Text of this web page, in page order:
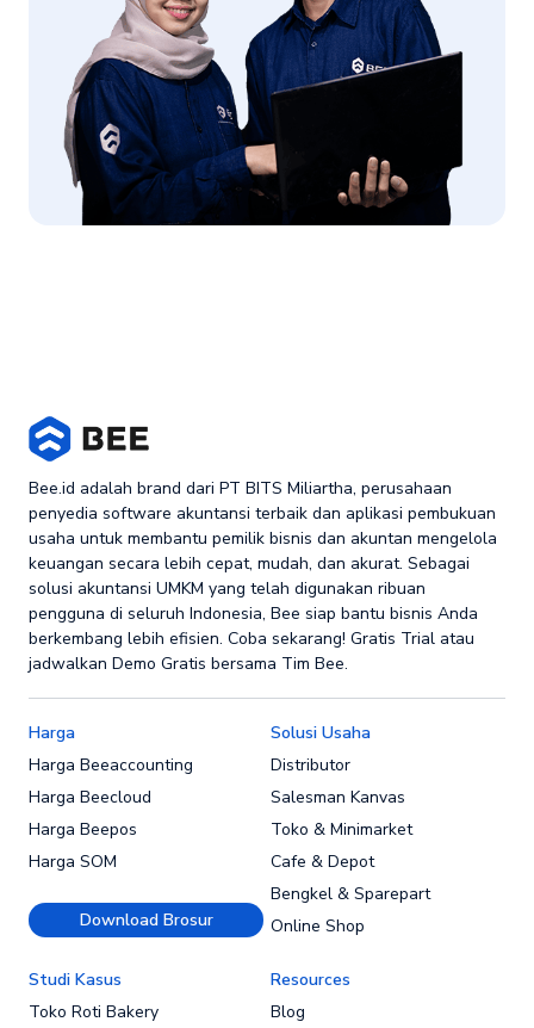
Bee.id adalah brand dari PT BITS Miliartha, perusahaan
penyedia software akuntansi terbaik dan aplikasi pembukuan
usaha untuk membantu pemilik bisnis dan akuntan mengelola
keuangan secara lebih cepat, mudah, dan akurat. Sebagai
solusi akuntansi UMKM yang telah digunakan ribuan
pengguna di seluruh Indonesia, Bee siap bantu bisnis Anda
berkembang lebih efisien. Coba sekarang! Gratis Trial atau
jadwalkan Demo Gratis bersama Tim Bee.
Harga
Harga Beeaccounting
Harga Beecloud
Harga Beepos
Harga SOM
Download Brosur
Solusi Usaha
Distributor
Salesman Kanvas
Toko & Minimarket
Cafe & Depot
Bengkel & Sparepart
Online Shop
Studi Kasus
Toko Roti Bakery
Resources
Blog